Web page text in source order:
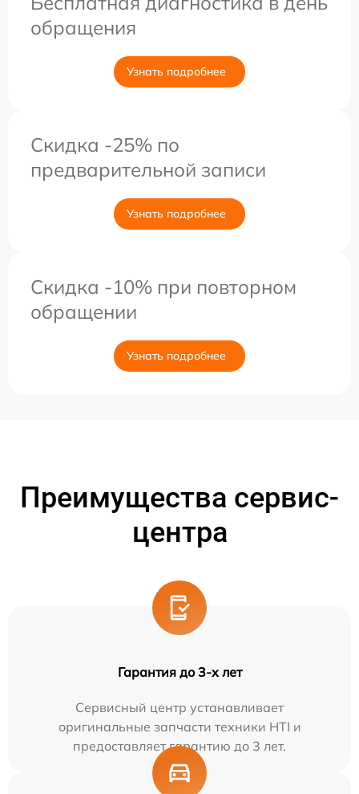
обращения
Узнать подробнее
Скидка -25% по
предварительной записи
Узнать подробнее
Скидка -10% при повторном
обращении
Узнать подробнее
Преимущества сервис-
центра
Гарантия до 3-х лет
Сервисный центр устанавливает
оригинальные запчасти техники HTI и
предоставляет гарантию до 3 лет.